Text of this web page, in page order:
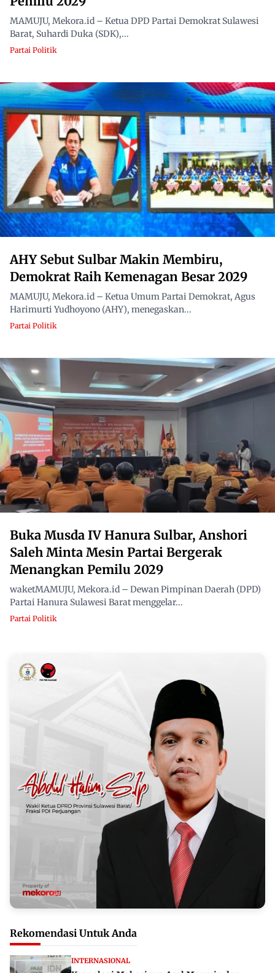
MAMUJU, Mekora.id – Ketua DPD Partai Demokrat Sulawesi
Barat, Suhardi Duka (SDK),...
Partai Politik
AHY Sebut Sulbar Makin Membiru,
Demokrat Raih Kemenagan Besar 2029
MAMUJU, Mekora.id – Ketua Umum Partai Demokrat, Agus
Harimurti Yudhoyono (AHY), menegaskan...
Partai Politik
Buka Musda IV Hanura Sulbar, Anshori
Saleh Minta Mesin Partai Bergerak
Menangkan Pemilu 2029
waketMAMUJU, Mekora.id – Dewan Pimpinan Daerah (DPD)
Partai Hanura Sulawesi Barat menggelar...
Partai Politik
Rekomendasi Untuk Anda
INTERNASIONAL